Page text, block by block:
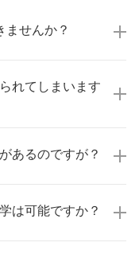
せんか？
転職に成功した方
た職場を選ばれて
れてしまいます
りません！
いた上で、転職希
あるのですが？
など、どんな小さ
は可能ですか？